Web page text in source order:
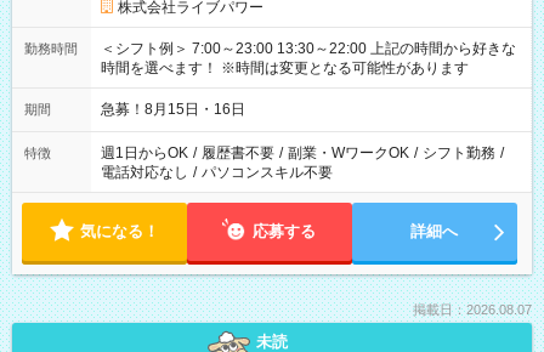
株式会社ライブパワー
勤務時間
＜シフト例＞ 7:00～23:00 13:30～22:00 上記の時間から好きな
時間を選べます！ ※時間は変更となる可能性があります
期間 急募！8月15日・16日
特徴 週1日からOK / 履歴書不要 / 副業・WワークOK / シフト勤務 /
電話対応なし / パソコンスキル不要
気になる！ 応募する 詳細へ
掲載日：2026.08.07
未読